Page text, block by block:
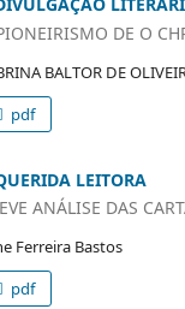
DE O
BALTOR DE
pdf
LEITORA
ANÁLISE DAS
Ferreira Bastos
pdf